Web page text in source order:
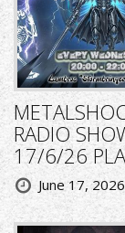
RADIO
17/6/26
June 17, 2026